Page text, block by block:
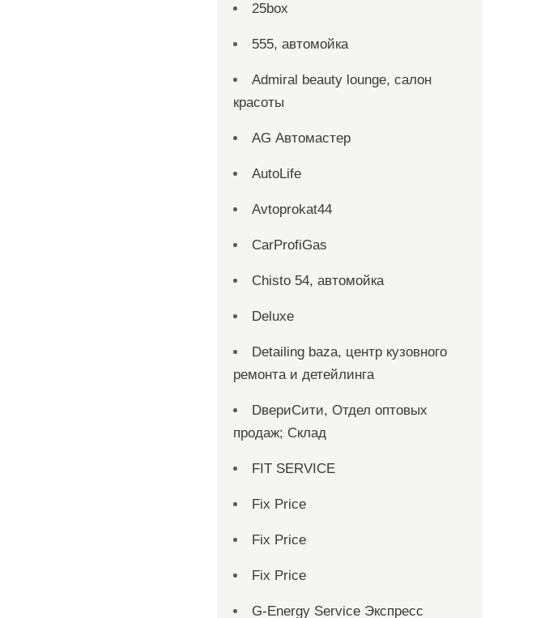
25box
555, автомойка
Admiral beauty lounge, салон
красоты
AG Автомастер
AutoLife
Avtoprokat44
CarProfiGas
Chisto 54, автомойка
Deluxe
Detailing baza, центр кузовного
ремонта и детейлинга
DвериСити, Отдел оптовых
продаж; Склад
FIT SERVICE
Fix Price
Fix Price
Fix Price
G-Energy Service Экспресс